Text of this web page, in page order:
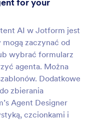
AI w Jotform jest
zaczynać od
wybrać formularz
agenta. Można
Dodatkowe
zbierania
Agent Designer
czcionkami i